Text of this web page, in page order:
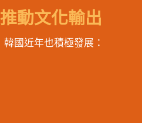
動文化輸出
國近年也積極發展：